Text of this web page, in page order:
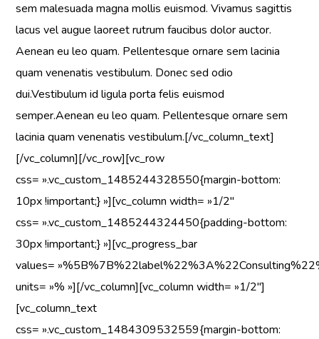
sem malesuada magna mollis euismod. Vivamus sagittis
lacus vel augue laoreet rutrum faucibus dolor auctor.
Aenean eu leo quam. Pellentesque ornare sem lacinia
quam venenatis vestibulum. Donec sed odio
dui.Vestibulum id ligula porta felis euismod
semper.Aenean eu leo quam. Pellentesque ornare sem
lacinia quam venenatis vestibulum.[/vc_column_text]
[/vc_column][/vc_row][vc_row
css= ».vc_custom_1485244328550{margin-bottom:
10px !important;} »][vc_column width= »1/2″
css= ».vc_custom_1485244324450{padding-bottom:
30px !important;} »][vc_progress_bar
values=
units= »% »][/vc_column][vc_column width= »1/2″]
[vc_column_text
css= ».vc_custom_1484309532559{margin-bottom: